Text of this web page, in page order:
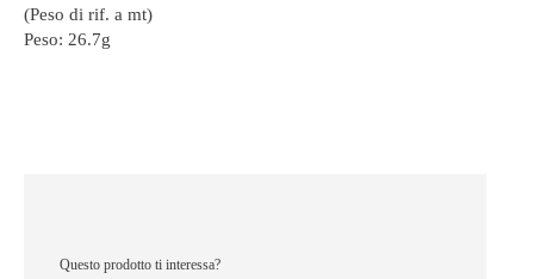
Questo prodotto ti interessa?
(Peso di rif. a mt)
Peso: 26.7g